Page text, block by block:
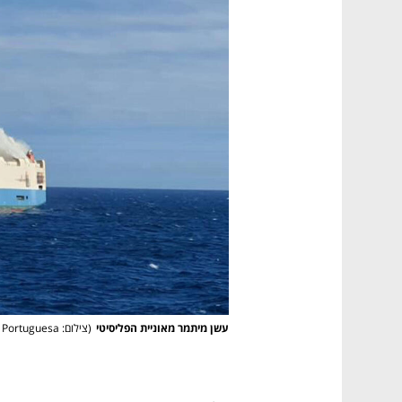
עשן מיתמר מאוניית הפליסיטי (צילום: Marinha Portuguesa